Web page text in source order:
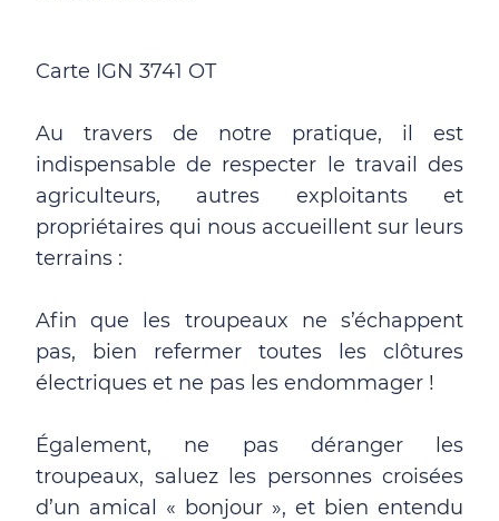
Carte IGN 3741 OT
Au travers de notre pratique, il est
indispensable de respecter le travail des
agriculteurs, autres exploitants et
propriétaires qui nous accueillent sur leurs
terrains :
Afin que les troupeaux ne s’échappent
pas, bien refermer toutes les clôtures
électriques et ne pas les endommager !
Également, ne pas déranger les
troupeaux, saluez les personnes croisées
d’un amical « bonjour », et bien entendu